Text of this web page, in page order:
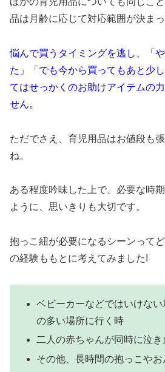
品は月齢に応じて対応範囲が決まっ
悩んで買うタイミングを逃し、「
た」「でも今から買ってもあと少
てはせっかくのお助けアイテムの
せん。
ただでさえ、育児用品はお値段も
ね。
ある程度吟味した上で、必要な時
ように、思いきりも大切です。
抱っこ紐が必要になるシーンって
の経験ももとに考えてみました!
ベビーカーなどではいけな
の多い場所に行く時
二人の赤ちゃんが同時に泣き
その他、長時間の抱っこや